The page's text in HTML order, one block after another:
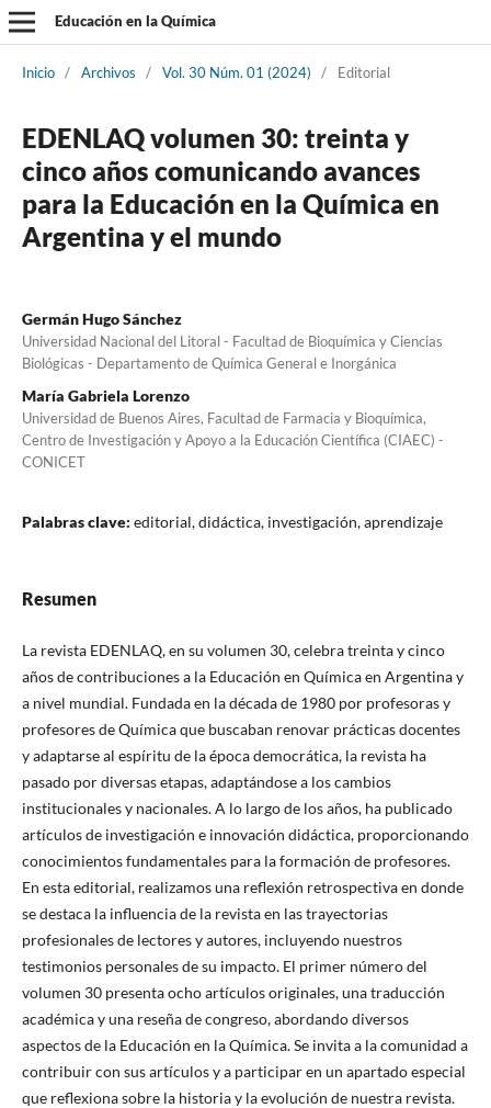
Educación en la Química
Inicio / Archivos / Vol. 30 Núm. 01 (2024) / Editorial
EDENLAQ volumen 30: treinta y
cinco años comunicando avances
para la Educación en la Química en
Argentina y el mundo
Germán Hugo Sánchez
Universidad Nacional del Litoral - Facultad de Bioquímica y Ciencias
Biológicas - Departamento de Química General e Inorgánica
María Gabriela Lorenzo
Universidad de Buenos Aires, Facultad de Farmacia y Bioquímica,
Centro de Investigación y Apoyo a la Educación Científica (CIAEC) -
CONICET
Palabras clave: editorial, didáctica, investigación, aprendizaje
Resumen
La revista EDENLAQ, en su volumen 30, celebra treinta y cinco
años de contribuciones a la Educación en Química en Argentina y
a nivel mundial. Fundada en la década de 1980 por profesoras y
profesores de Química que buscaban renovar prácticas docentes
y adaptarse al espíritu de la época democrática, la revista ha
pasado por diversas etapas, adaptándose a los cambios
institucionales y nacionales. A lo largo de los años, ha publicado
artículos de investigación e innovación didáctica, proporcionando
conocimientos fundamentales para la formación de profesores.
En esta editorial, realizamos una reflexión retrospectiva en donde
se destaca la influencia de la revista en las trayectorias
profesionales de lectores y autores, incluyendo nuestros
testimonios personales de su impacto. El primer número del
volumen 30 presenta ocho artículos originales, una traducción
académica y una reseña de congreso, abordando diversos
aspectos de la Educación en la Química. Se invita a la comunidad a
contribuir con sus artículos y a participar en un apartado especial
que reflexiona sobre la historia y la evolución de nuestra revista.